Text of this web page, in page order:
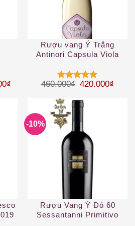
4.200.000₫.
₫ Giá hiện tại là: 3.850.000₫.
Rượu vang Ý Trắng
Antinori Capsula Viola
Được xếp
sao
460.000₫ Giá gốc là:
420.000₫
-10%
Rượu Vang Ý Đỏ 60
Sessantanni Primitivo